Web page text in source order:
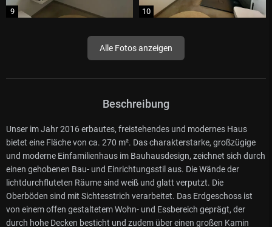
Alle Fotos anzeigen
Beschreibung
Unser im Jahr 2016 erbautes, freistehendes und modernes Haus
bietet eine Fläche von ca. 270 m². Das charakterstarke, großzügige
und moderne Einfamilienhaus im Bauhausdesign, zeichnet sich durch
einen gehobenen Bau- und Einrichtungsstil aus. Die Wände der
lichtdurchfluteten Räume sind weiß und glatt verputzt. Die
Oberböden sind mit Sichtesstrich verarbeitet. Das Erdgeschoss ist
von einem offen gestaltetem Wohn- und Essbereich geprägt, der
durch hohe Decken besticht und zudem über einen großen Kamin